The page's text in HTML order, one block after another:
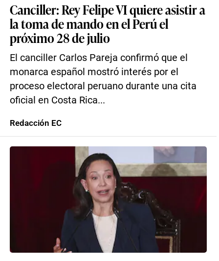
Canciller: Rey Felipe VI quiere asistir a
la toma de mando en el Perú el
próximo 28 de julio
El canciller Carlos Pareja confirmó que el
monarca español mostró interés por el
proceso electoral peruano durante una cita
oficial en Costa Rica...
Redacción EC